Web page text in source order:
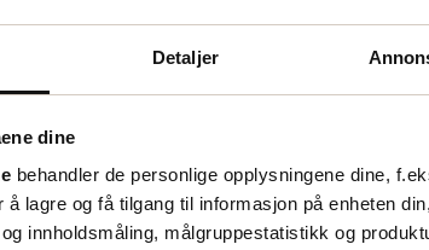
Detaljer
dine
behandler de personlige opplysningene dine,
lagre og få tilgang til informasjon på enheten
innholdsmåling, målgruppestatistikk og
etiketter kan være teknisk
støtte ekspansjonen uten
eller geografiske
hvilket kan være